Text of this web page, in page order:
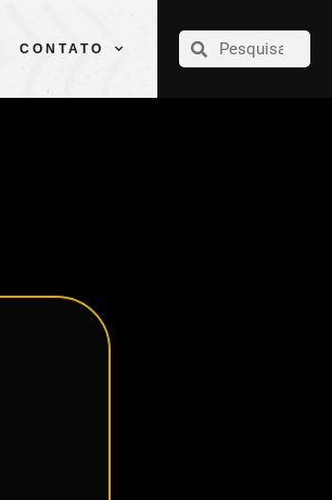
CONTATO